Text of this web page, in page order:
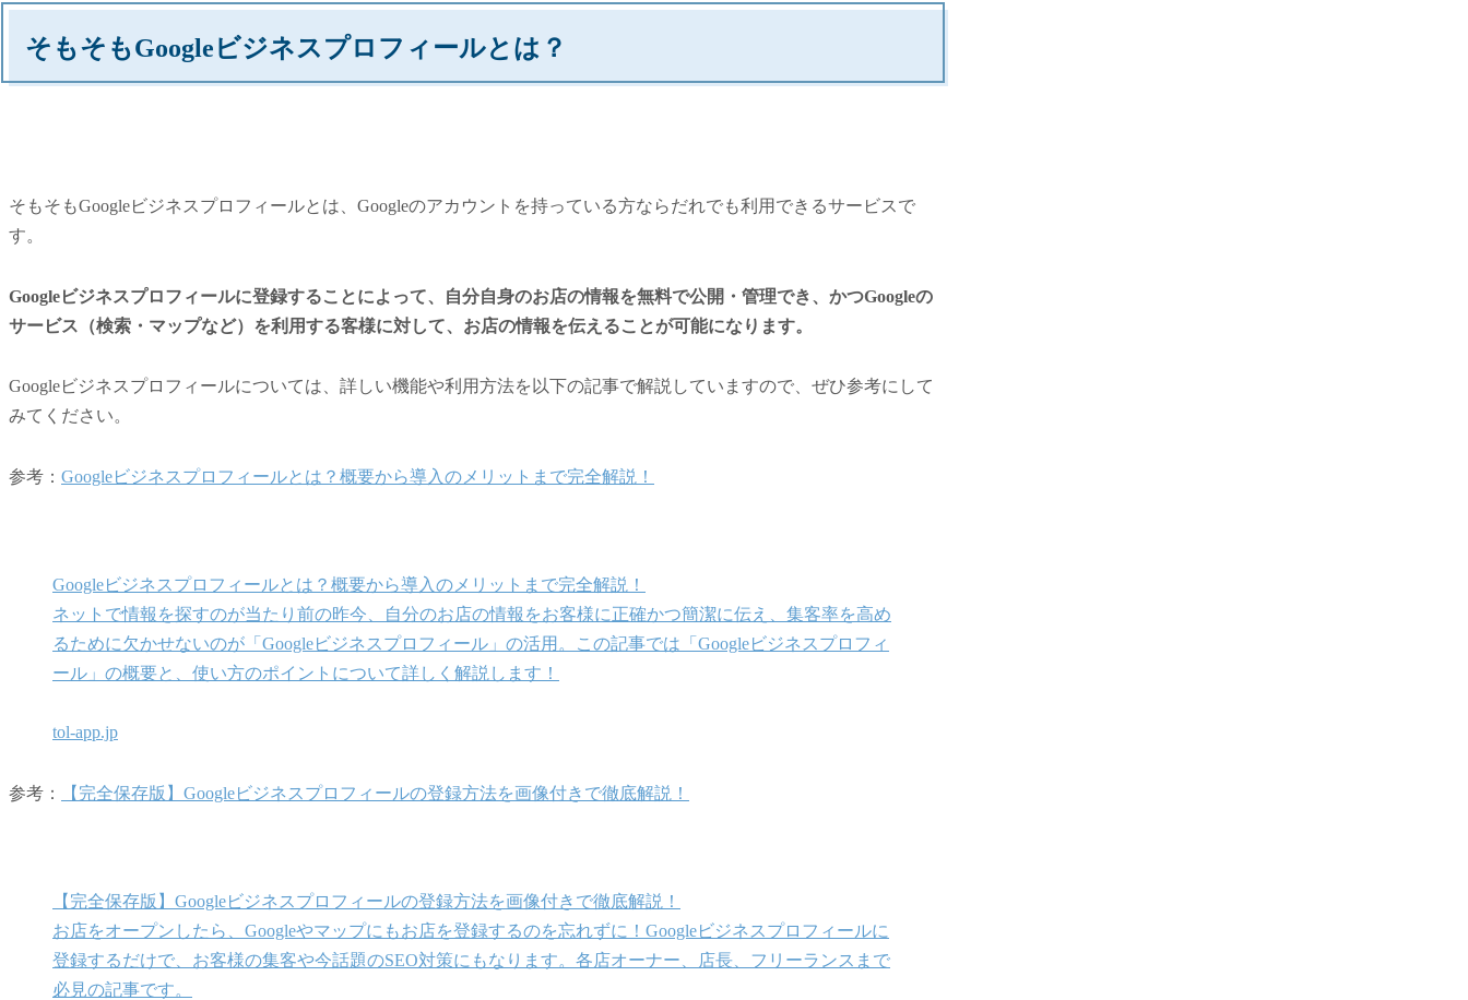
そもそもGoogleビジネスプロフィールとは？
そもそもGoogleビジネスプロフィールとは、Googleのアカウントを持っている方ならだれでも利用できるサービスで
す。
Googleビジネスプロフィールに登録することによって、自分自身のお店の情報を無料で公開・管理でき、かつGoogleの
サービス（検索・マップなど）を利用する客様に対して、お店の情報を伝えることが可能になります。
Googleビジネスプロフィールについては、詳しい機能や利用方法を以下の記事で解説していますので、ぜひ参考にして
みてください。
参考： Googleビジネスプロフィールとは？概要から導入のメリットまで完全解説！
Googleビジネスプロフィールとは？概要から導入のメリットまで完全解説！
ネットで情報を探すのが当たり前の昨今、自分のお店の情報をお客様に正確かつ簡潔に伝え、集客率を高め
るために欠かせないのが「Googleビジネスプロフィール」の活用。この記事では「Googleビジネスプロフィ
ール」の概要と、使い方のポイントについて詳しく解説します！
tol-app.jp
参考： 【完全保存版】Googleビジネスプロフィールの登録方法を画像付きで徹底解説！
【完全保存版】Googleビジネスプロフィールの登録方法を画像付きで徹底解説！
お店をオープンしたら、Googleやマップにもお店を登録するのを忘れずに！Googleビジネスプロフィールに
登録するだけで、お客様の集客や今話題のSEO対策にもなります。各店オーナー、店長、フリーランスまで
必見の記事です。